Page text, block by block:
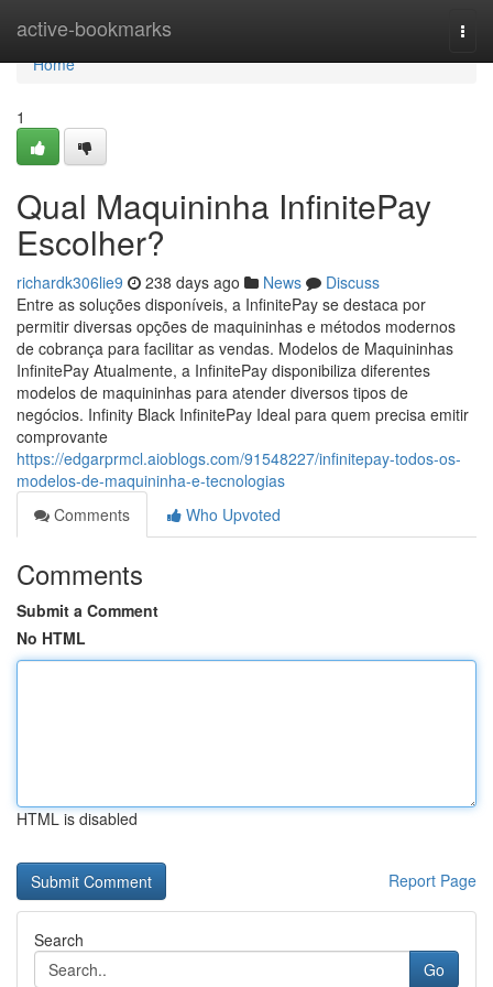
active-bookmarks
Home
Home
1
Qual Maquininha InfinitePay
Escolher?
richardk306lie9 238 days ago News
Discuss
Entre as soluções disponíveis, a InfinitePay se destaca por
permitir diversas opções de maquininhas e métodos modernos
de cobrança para facilitar as vendas. Modelos de Maquininhas
InfinitePay Atualmente, a InfinitePay disponibiliza diferentes
modelos de maquininhas para atender diversos tipos de
negócios. Infinity Black InfinitePay Ideal para quem precisa emitir
comprovante
https://edgarprmcl.aioblogs.com/91548227/infinitepay-todos-os-
modelos-de-maquininha-e-tecnologias
Comments
Who Upvoted
Comments
Submit a Comment
No HTML
HTML is disabled
Report Page
Search
Go